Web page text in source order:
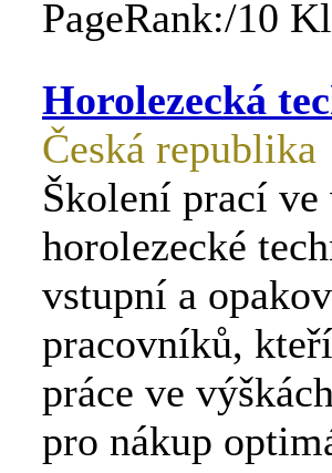
PageRank:/10
Horolezecká
Česká republika
Školení prací ve
horolezecké
vstupní a
pracovníků,
práce ve
pro nákup